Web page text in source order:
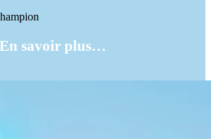
En savoir plus…